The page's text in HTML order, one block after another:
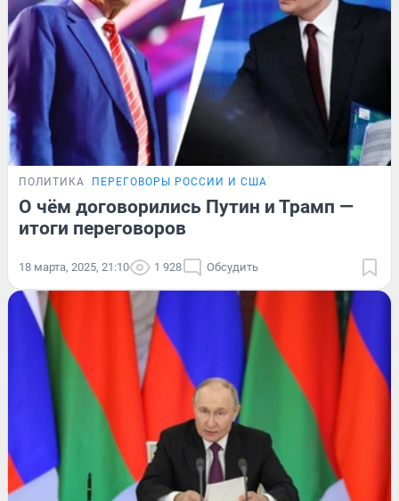
ПОЛИТИКА ПЕРЕГОВОРЫ РОССИИ И США
О чём договорились Путин и Трамп —
итоги переговоров
18 марта, 2025, 21:10 1 928 Обсудить